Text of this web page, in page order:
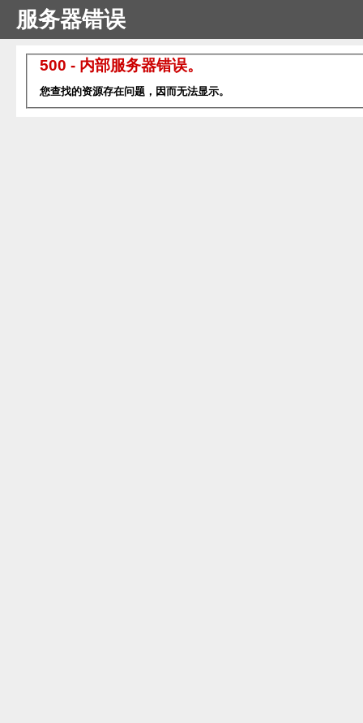
服务器错误
500 - 内部服务器错误。
您查找的资源存在问题，因而无法显示。